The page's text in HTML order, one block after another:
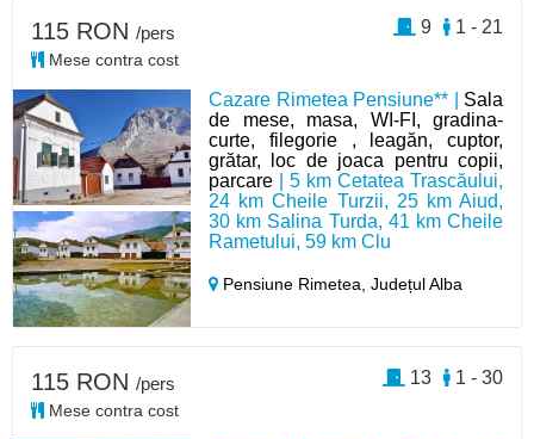
Cazare Rimetea Pensiune** | Sala
de mese, masa, WI-FI, gradina-
curte, filegorie , leagăn, cuptor,
grătar, loc de joaca pentru copii,
parcare | 5 km Cetatea Trascăului,
24 km Cheile Turzii, 25 km Aiud,
30 km Salina Turda, 41 km Cheile
Rametului, 59 km Clu
Pensiune Rimetea,Județul Alba
115 RON /pers
Mese contra cost
1 - 21
9
115 RON /pers
Mese contra cost
1 - 30
13